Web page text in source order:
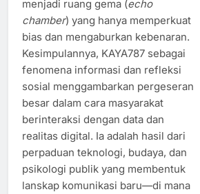
menjadi ruang gema (echo
chamber) yang hanya memperkuat
bias dan mengaburkan kebenaran.
Kesimpulannya, KAYA787 sebagai
fenomena informasi dan refleksi
sosial menggambarkan pergeseran
besar dalam cara masyarakat
berinteraksi dengan data dan
realitas digital. Ia adalah hasil dari
perpaduan teknologi, budaya, dan
psikologi publik yang membentuk
lanskap komunikasi baru—di mana